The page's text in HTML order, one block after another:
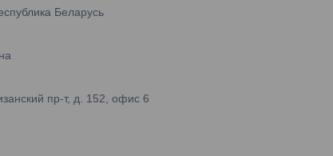
Беларусь
пр-т, д. 152, офис 6